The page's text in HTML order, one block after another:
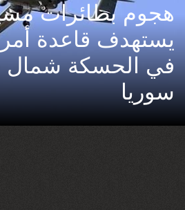
هجوم بطائرات
يستهدف قاعدة
في الحسكة
سوريا